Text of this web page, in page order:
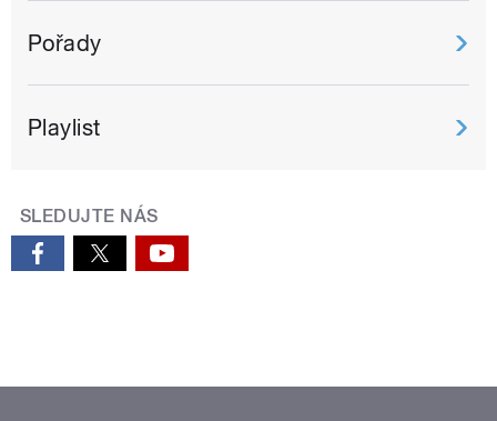
Pořady
Playlist
SLEDUJTE NÁS